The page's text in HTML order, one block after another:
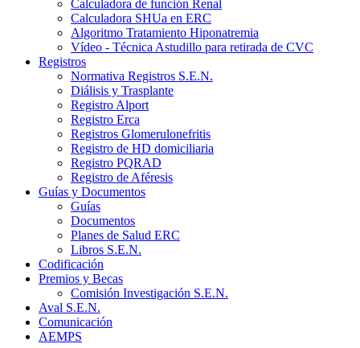
Calculadora de función Renal
Calculadora SHUa en ERC
Algoritmo Tratamiento Hiponatremia
Vídeo - Técnica Astudillo para retirada de CVC
Registros
Normativa Registros S.E.N.
Diálisis y Trasplante
Registro Alport
Registro Erca
Registros Glomerulonefritis
Registro de HD domiciliaria
Registro PQRAD
Registro de Aféresis
Guías y Documentos
Guías
Documentos
Planes de Salud ERC
Libros S.E.N.
Codificación
Premios y Becas
Comisión Investigación S.E.N.
Aval S.E.N.
Comunicación
AEMPS